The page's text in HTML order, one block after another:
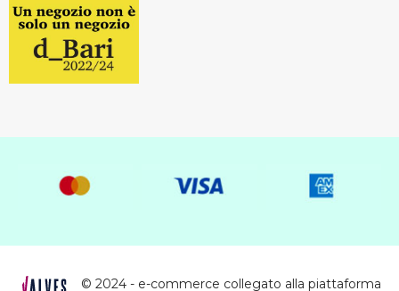
© 2024 - e-commerce collegato alla piattaforma